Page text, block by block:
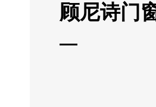
顾尼诗门